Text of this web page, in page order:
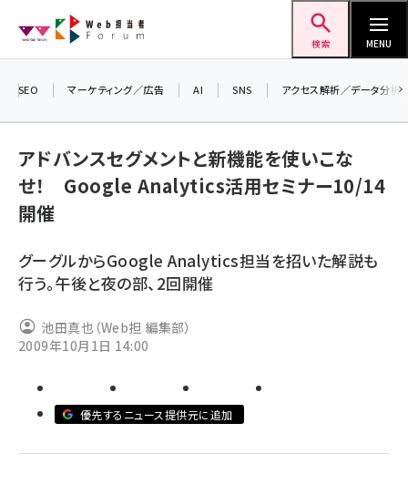
ン
検索 MENU
youtube (2444)
セミナー (2315)
meo (1281)
SEO マーケティング／広告 AI SNS アクセス解析／データ分析
アドバンスセグメントと新機能を使いこな
せ！ Google Analytics活用セミナー10/14
開催
グーグルからGoogle Analytics担当を招いた解説も
行う。午後と夜の部、2回開催
池田真也（Web担 編集部）
2009年10月1日 14:00
優先するニュース提供元に追加